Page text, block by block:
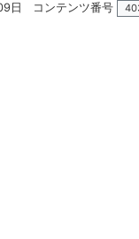
日 コンテンツ番号